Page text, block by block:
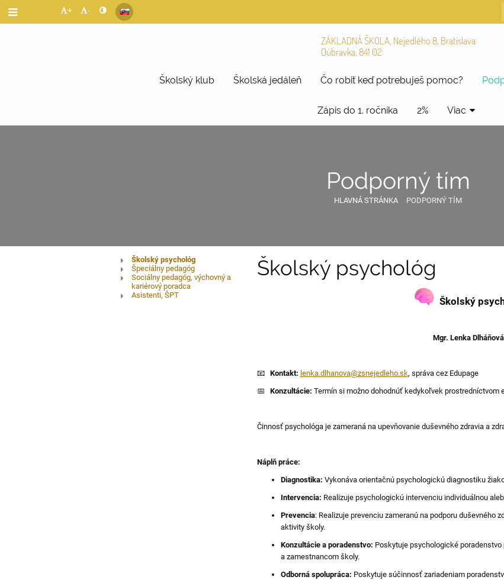
+ -
ZÁKLADNÁ ŠKOLA, Nejedlého 8, Bratislava
Dúbravka, 841 02
Školský klub Školská jedáleň Čo robiť keď potrebuješ pomoc?
Zápis do 1. ročníka 2% Viac
Podporný tím
HLAVNÁ STRÁNKA PODPORNÝ TÍM
Podporný
tím
Školský psychológ
Špeciálny pedagóg
Sociálny pedagóg, výchovný a
kariérový poradca
Asistenti, ŠPT
Školský psychológ
Školský
Mgr. Lenka Dlháňová
📧 Kontakt: lenka.dlhanova@zsnejedleho.sk, správa cez Edupage
📅 Konzultácie: Termín si možno dohodnúť kedykoľvek prostredníctvom
Činnosť psychológa je zameraná na upevňovanie duševného zdravia a
Náplň práce:
Diagnostika: Vykonáva orientačnú psychologickú diagnostiku
Intervencia: Realizuje psychologickú intervenciu individuálnou
Prevencia: Realizuje prevenciu zameranú na podporu duševného
aktivity školy.
Konzultácie a poradenstvo: Poskytuje psychologické
a zamestnancom školy.
Odborná spolupráca: Poskytuje súčinnosť zariadeniam